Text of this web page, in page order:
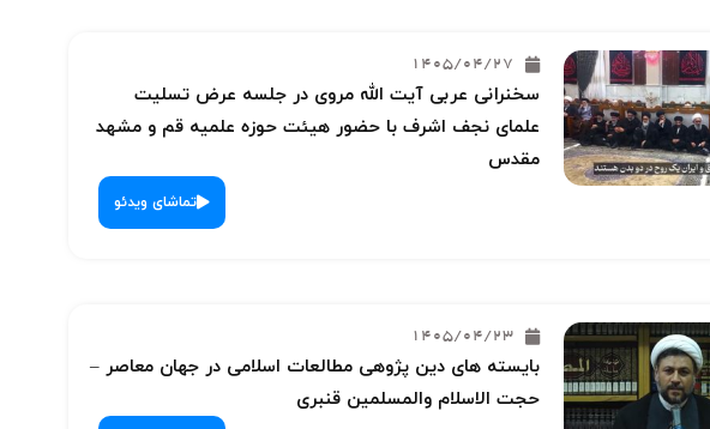
1405/04/27
سخنرانی عربی آیت الله مروی در جلسه عرض تسلیت
علمای نجف اشرف با حضور هیئت حوزه علمیه قم و مشهد
مقدس
تماشای ویدئو
1405/04/23
بایسته های دین پژوهی مطالعات اسلامی در جهان معاصر –
حجت الاسلام والمسلمین قنبری